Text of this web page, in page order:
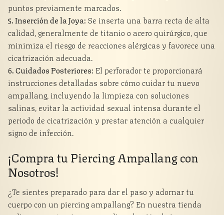
puntos previamente marcados.
5. Inserción de la Joya: Se inserta una barra recta de alta
calidad, generalmente de titanio o acero quirúrgico, que
minimiza el riesgo de reacciones alérgicas y favorece una
cicatrización adecuada.
6. Cuidados Posteriores: El perforador te proporcionará
instrucciones detalladas sobre cómo cuidar tu nuevo
ampallang, incluyendo la limpieza con soluciones
salinas, evitar la actividad sexual intensa durante el
periodo de cicatrización y prestar atención a cualquier
signo de infección.
¡Compra tu Piercing Ampallang con
Nosotros!
¿Te sientes preparado para dar el paso y adornar tu
cuerpo con un piercing ampallang? En nuestra tienda